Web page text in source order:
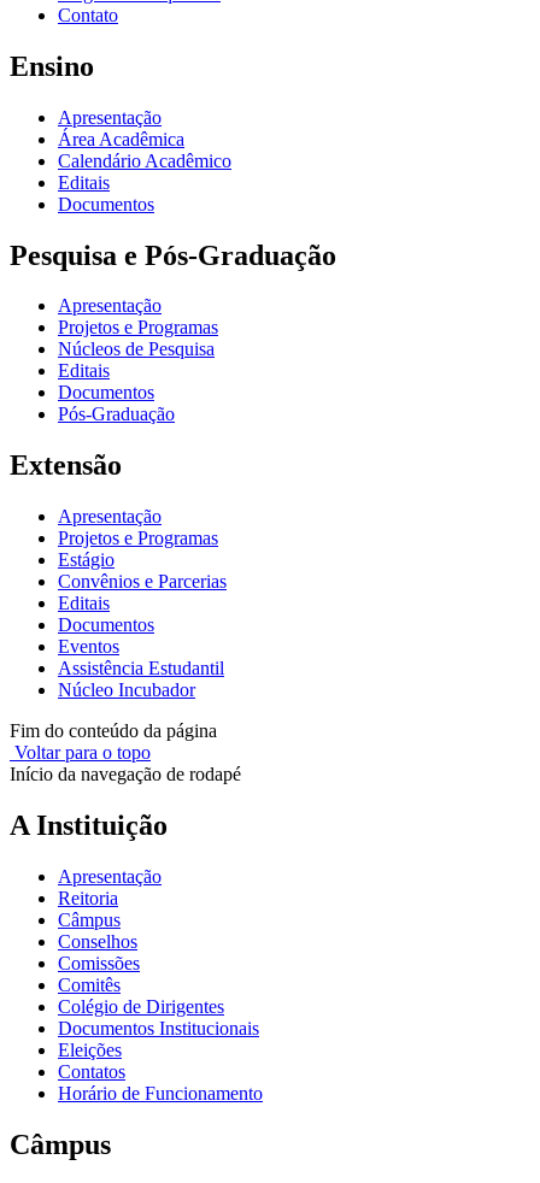
Contato
Ensino
Apresentação
Área Acadêmica
Calendário Acadêmico
Editais
Documentos
Pesquisa e Pós-Graduação
Apresentação
Projetos e Programas
Núcleos de Pesquisa
Editais
Documentos
Pós-Graduação
Extensão
Apresentação
Projetos e Programas
Estágio
Convênios e Parcerias
Editais
Documentos
Eventos
Assistência Estudantil
Núcleo Incubador
Fim do conteúdo da página
Voltar para o topo
Início da navegação de rodapé
A Instituição
Apresentação
Reitoria
Câmpus
Conselhos
Comissões
Comitês
Colégio de Dirigentes
Documentos Institucionais
Eleições
Contatos
Horário de Funcionamento
Câmpus